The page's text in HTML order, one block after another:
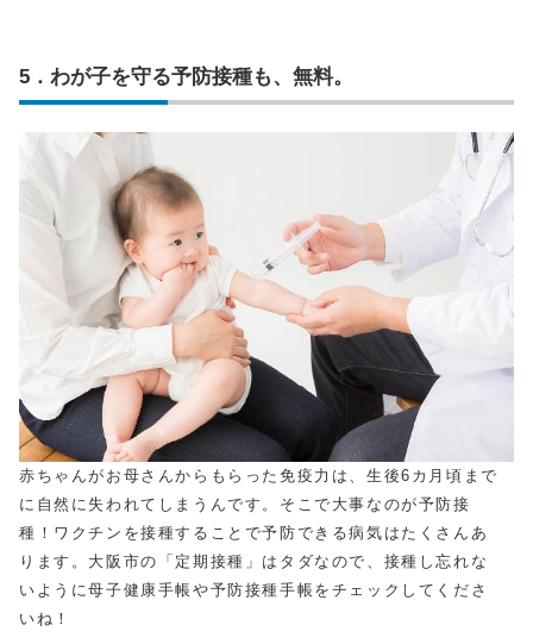
5．わが子を守る予防接種も、無料。
赤ちゃんがお母さんからもらった免疫力は、生後6カ月頃まで
に自然に失われてしまうんです。そこで大事なのが予防接
種！ワクチンを接種することで予防できる病気はたくさんあ
ります。大阪市の「定期接種」はタダなので、接種し忘れな
いように母子健康手帳や予防接種手帳をチェックしてくださ
いね！